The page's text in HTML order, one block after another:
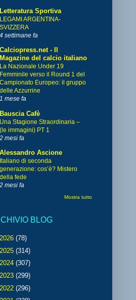
Letteratura Sportiva
LEGAMI ARGENTINA-
SVIZZERA
4 settimane fa
Calciopress.net - Il
Magazine del calcio italiano
La Nazionale Under 19
Femminile verso il Round 1 del
Campionato Europeo: il gruppo
delle Azzurrine
1 mese fa
Bauscia Cafè
Una Stagione Straordinaria –
(le immagini) PT 1
2 mesi fa
Alessandro Ascione
Italiano di seconda
generazione: cos’è? Mistero
della fede
2 mesi fa
Mostra tutto
BLOG
2026 (78)
2025 (314)
2024 (307)
2023 (299)
2022 (296)